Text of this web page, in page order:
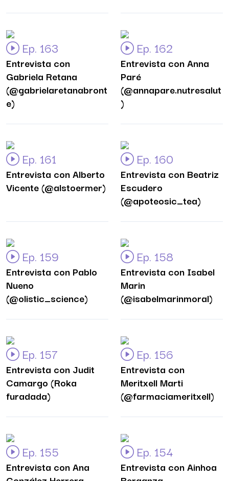
Ep. 163
Entrevista con
Gabriela Retana
(@gabrielaretanabront
e)
Ep. 162
Entrevista con Anna
Paré
(@annapare.nutresalut
)
Ep. 161
Entrevista con Alberto
Vicente (@alstoermer)
Ep. 160
Entrevista con Beatriz
Escudero
(@apoteosic_tea)
Ep. 159
Entrevista con Pablo
Nueno
(@olistic_science)
Ep. 158
Entrevista con Isabel
Marin
(@isabelmarinmoral)
Ep. 157
Entrevista con Judit
Camargo (Roka
furadada)
Ep. 156
Entrevista con
Meritxell Marti
(@farmaciameritxell)
Ep. 155
Entrevista con Ana
Ep. 154
Entrevista con Ainhoa